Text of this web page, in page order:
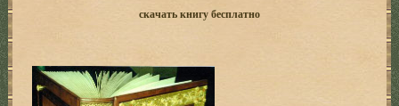
скачать книгу бесплатно